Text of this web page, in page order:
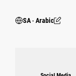
SA ‧ Arabic